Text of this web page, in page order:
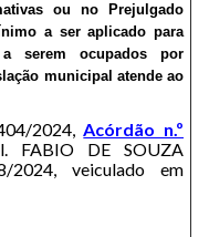
ou no Prejulgado
a ser aplicado para
serem ocupados por
municipal atende ao
2024, Acórdão n.º
FABIO DE SOUZA
2024, veiculado em